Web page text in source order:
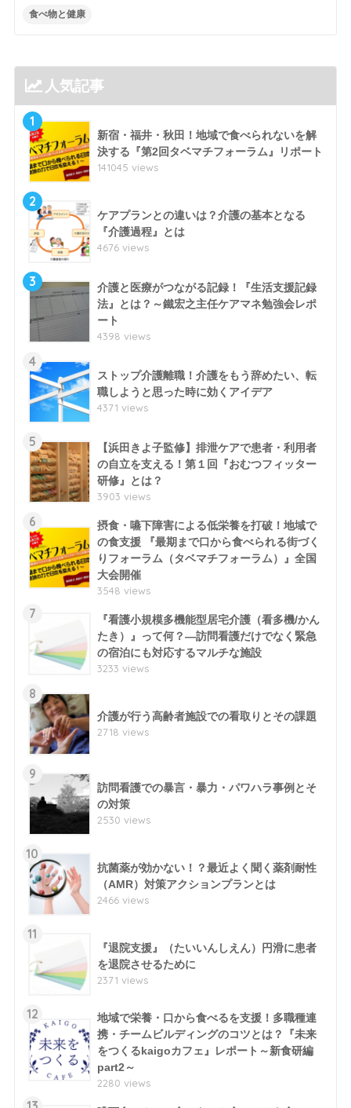
食べ物と健康
人気記事
1
新宿・福井・秋田！地域で食べられないを解
決する『第2回タベマチフォーラム』リポート
141045 views
2
ケアプランとの違いは？介護の基本となる
『介護過程』とは
4676 views
3
介護と医療がつながる記録！『生活支援記録
法』とは？～鐵宏之主任ケアマネ勉強会レポ
ート
4398 views
4
ストップ介護離職！介護をもう辞めたい、転
職しようと思った時に効くアイデア
4371 views
5
【浜田きよ子監修】排泄ケアで患者・利用者
の自立を支える！第１回『おむつフィッター
研修』とは？
3903 views
6
摂食・嚥下障害による低栄養を打破！地域で
の食支援 『最期まで口から食べられる街づく
りフォーラム（タベマチフォーラム）』全国
大会開催
3548 views
7
『看護小規模多機能型居宅介護（看多機/かん
たき）』って何？―訪問看護だけでなく緊急
の宿泊にも対応するマルチな施設
3233 views
8
介護が行う高齢者施設での看取りとその課題
2718 views
9
訪問看護での暴言・暴力・パワハラ事例とそ
の対策
2530 views
10
抗菌薬が効かない！？最近よく聞く薬剤耐性
（AMR）対策アクションプランとは
2466 views
11
『退院支援』（たいいんしえん）円滑に患者
を退院させるために
2371 views
12
地域で栄養・口から食べるを支援！多職種連
携・チームビルディングのコツとは？『未来
をつくるkaigoカフェ』レポート～新食研編
part2～
2280 views